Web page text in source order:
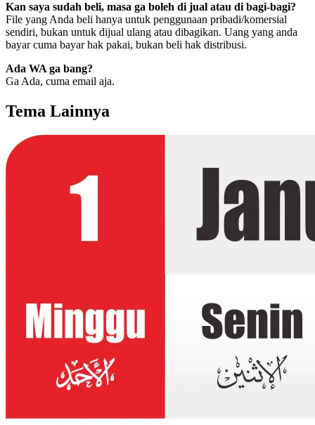
Kan saya sudah beli, masa ga boleh di jual atau di bagi-bagi?
File yang Anda beli hanya untuk penggunaan pribadi/komersial
sendiri, bukan untuk dijual ulang atau dibagikan. Uang yang anda
bayar cuma bayar hak pakai, bukan beli hak distribusi.
Ada WA ga bang?
Ga Ada, cuma email aja.
Tema Lainnya